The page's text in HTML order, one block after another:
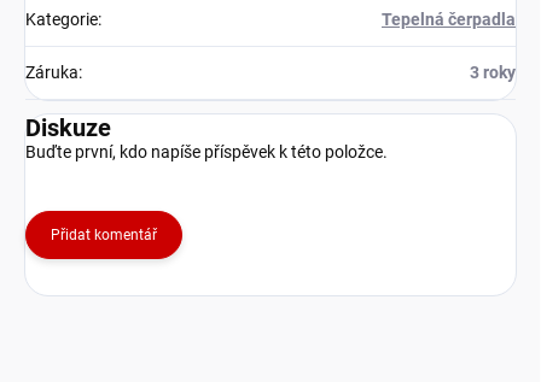
Kategorie: Tepelná čerpadla
Záruka: 3 roky
Diskuze
Buďte první, kdo napíše příspěvek k této položce.
Přidat komentář